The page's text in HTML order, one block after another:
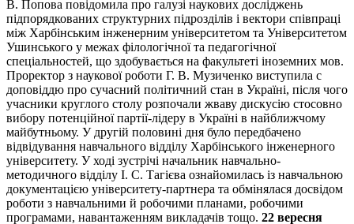
В. Попова повідомила про галузі наукових досліджень
підпорядкованих структурних підрозділів і вектори співпраці
між Харбінським інженерним університетом та Університетом
Ушинського у межах філологічної та педагогічної
спеціальностей, що здобувається на факультеті іноземних мов.
Проректор з наукової роботи Г. В. Музиченко виступила с
доповіддю про сучасний політичний стан в Україні, після чого
учасники круглого столу розпочали жваву дискусію стосовно
вибору потенційної партії-лідеру в Україні в найближчому
майбутньому. У другій половині дня було передбачено
відвідування навчального відділу Харбінського інженерного
університету. У ході зустрічі начальник навчально-
методичного відділу І. С. Тагієва ознайомилась із навчальною
документацією університету-партнера та обмінялася досвідом
роботи з навчальними й робочими планами, робочими
програмами, навантаженням викладачів тощо. 22 вересня